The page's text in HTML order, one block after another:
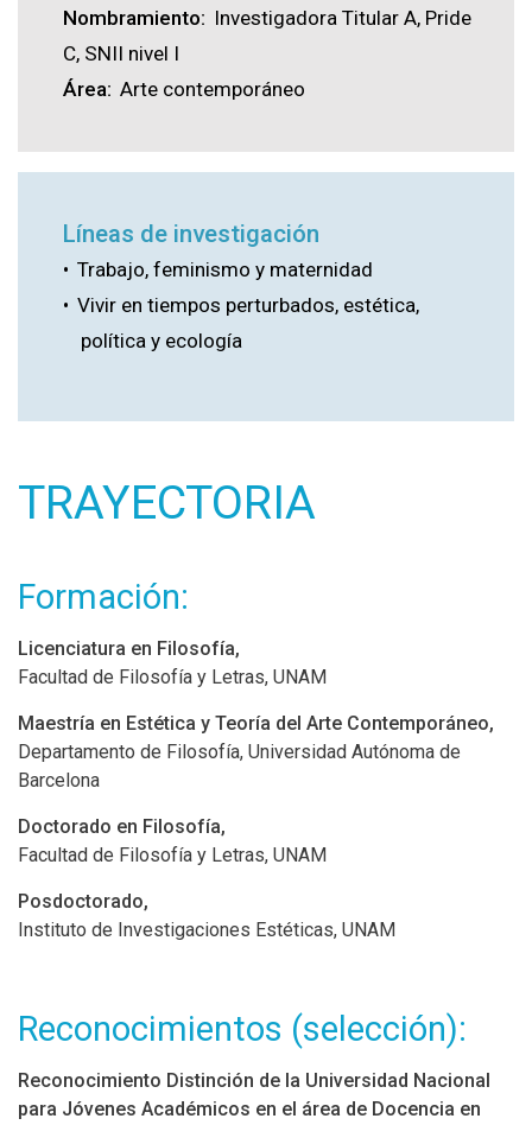
Nombramiento
Investigadora Titular A, Pride
C, SNII nivel I
Área Arte contemporáneo
Líneas de investigación
Trabajo, feminismo y maternidad
Vivir en tiempos perturbados, estética,
política y ecología
TRAYECTORIA
Formación:
Licenciatura en Filosofía,
Facultad de Filosofía y Letras, UNAM
Maestría en Estética y Teoría del Arte Contemporáneo,
Departamento de Filosofía, Universidad Autónoma de
Barcelona
Doctorado en Filosofía,
Facultad de Filosofía y Letras, UNAM
Posdoctorado,
Instituto de Investigaciones Estéticas, UNAM
Reconocimientos (selección):
Reconocimiento Distinción de la Universidad Nacional
para Jóvenes Académicos en el área de Docencia en